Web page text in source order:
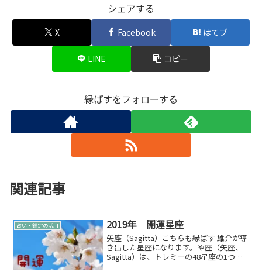
シェアする
X Facebook はてブ
LINE コピー
縁ぱすをフォローする
関連記事
占い・鑑定の活用 2019年 開運星座
矢座（Sagitta）こちらも縁ぱす 雄介が導
き出した星座になります。や座（矢座、
Sagitta）は、トレミーの48星座の1つ。